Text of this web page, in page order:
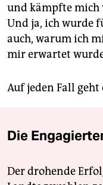
und kämpfte mich
Und ja, ich wurde
auch, warum ich
mir erwartet
Auf jeden Fall geht
Die
Der drohende